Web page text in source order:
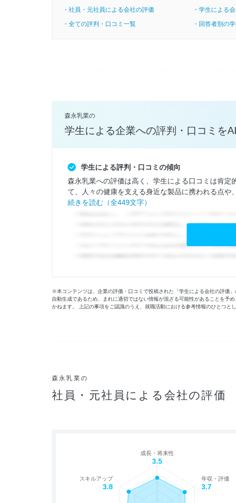
・社員・元社員による会社の評価 ・学生による
・全ての評判・口コミ一覧
・回答者別の
森永乳業の
学生による企業への評判・口コミを
学生による評判・口コミの傾向
森永乳業への評価は高く、学生による口コミは肯
て、人々の健康を支える身近な製品に携われる点や
続きを読む（全449文字）
※本コンテンツは、企業の評価・口コミで投稿された「学生による会社の評価
自動生成であるため、まれに適切ではない情報が混ざる可能性があることを予
かねます。 上記の事項をご認識のうえ、就職活動における参考情報のひとつと
森永乳業の
社員・元社員による会社の評価
成長・将来性
3.5
年収・評価
3.7
スキルアップ
3.8